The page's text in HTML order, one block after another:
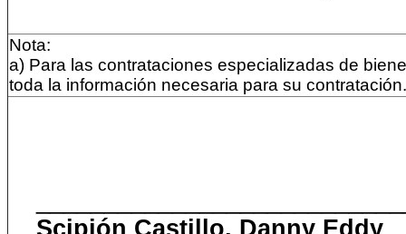
Nota:
a) Para las contrataciones especializadas de
toda la información necesaria para su contratación.
Scipión Castillo, Danny Eddy